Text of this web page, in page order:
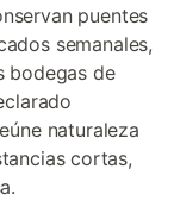
puentes
semanales,
bodegas de
naturaleza
cortas,